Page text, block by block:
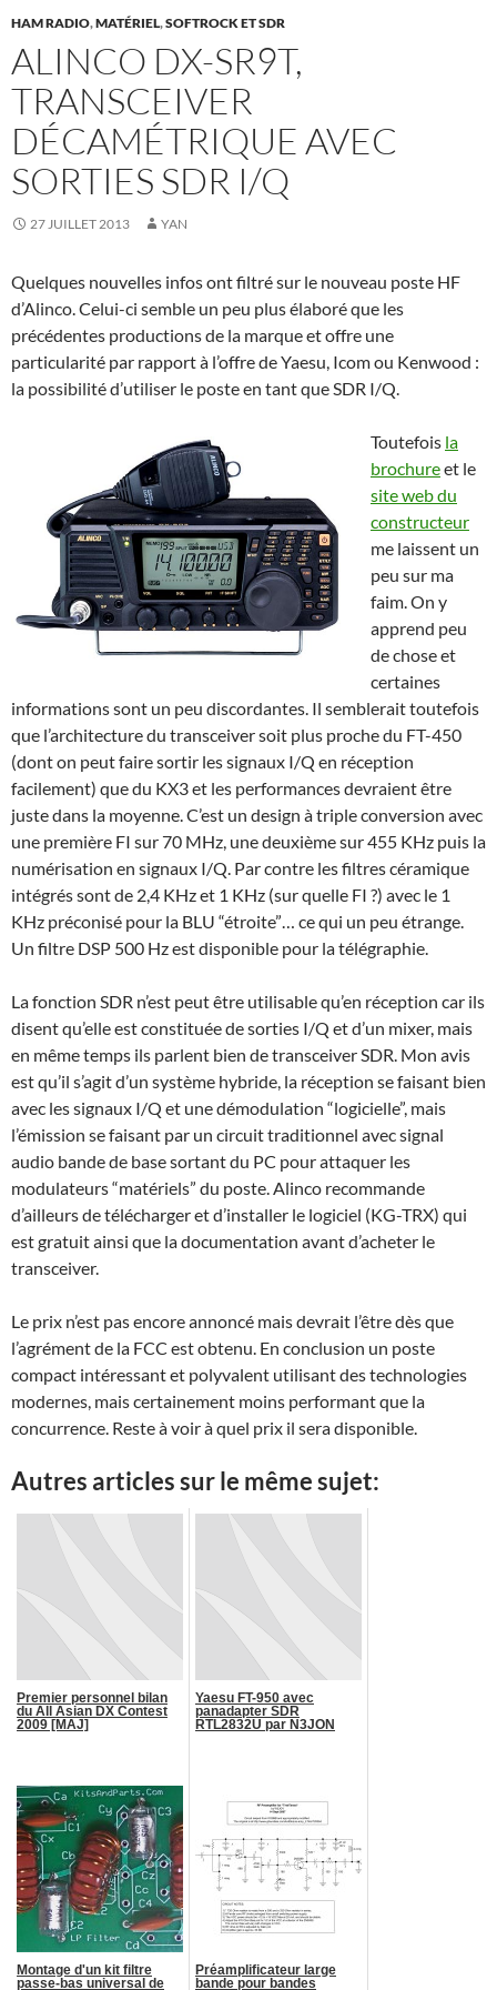
HAM RADIO,MATÉRIEL,SOFTROCK ET SDR
ALINCO DX-SR9T,
TRANSCEIVER
DÉCAMÉTRIQUE AVEC
SORTIES SDR I/Q
27 JUILLET 2013 YAN
Quelques nouvelles infos ont filtré sur le nouveau poste HF
d’Alinco. Celui-ci semble un peu plus élaboré que les
précédentes productions de la marque et offre une
particularité par rapport à l’offre de Yaesu, Icom ou Kenwood :
la possibilité d’utiliser le poste en tant que SDR I/Q.
Toutefois la
brochureet le
site web du
constructeur
me laissent un
peu sur ma
faim. On y
apprend peu
de chose et
certaines
informations sont un peu discordantes. Il semblerait toutefois
que l’architecture du transceiver soit plus proche du FT-450
(dont on peut faire sortir les signaux I/Q en réception
facilement) que du KX3 et les performances devraient être
juste dans la moyenne. C’est un design à triple conversion avec
une première FI sur 70 MHz, une deuxième sur 455 KHz puis la
numérisation en signaux I/Q. Par contre les filtres céramique
intégrés sont de 2,4 KHz et 1 KHz (sur quelle FI ?) avec le 1
KHz préconisé pour la BLU “étroite”… ce qui un peu étrange.
Un filtre DSP 500 Hz est disponible pour la télégraphie.
La fonction SDR n’est peut être utilisable qu’en réception car ils
disent qu’elle est constituée de sorties I/Q et d’un mixer, mais
en même temps ils parlent bien de transceiver SDR. Mon avis
est qu’il s’agit d’un système hybride, la réception se faisant bien
avec les signaux I/Q et une démodulation “logicielle”, mais
l’émission se faisant par un circuit traditionnel avec signal
audio bande de base sortant du PC pour attaquer les
modulateurs “matériels” du poste. Alinco recommande
d’ailleurs de télécharger et d’installer le logiciel (KG-TRX) qui
est gratuit ainsi que la documentation avant d’acheter le
transceiver.
Le prix n’est pas encore annoncé mais devrait l’être dès que
l’agrément de la FCC est obtenu. En conclusion un poste
compact intéressant et polyvalent utilisant des technologies
modernes, mais certainement moins performant que la
concurrence. Reste à voir à quel prix il sera disponible.
Autres articles sur le même sujet:
Premier personnel bilan
du All Asian DX Contest
2009 [MAJ]
Yaesu FT-950 avec
panadapter SDR
RTL2832U par N3JON
Montage d'un kit filtre
passe-bas universal de
Préamplificateur large
bande pour bandes